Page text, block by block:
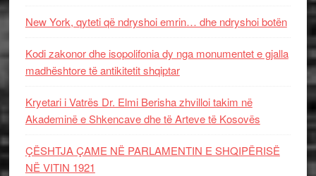
New York, qyteti që ndryshoi emrin… dhe ndryshoi botën
Kodi zakonor dhe isopolifonia dy nga monumentet e gjalla
madhështore të antikitetit shqiptar
Kryetari i Vatrës Dr. Elmi Berisha zhvilloi takim në
Akademinë e Shkencave dhe të Arteve të Kosovës
ÇËSHTJA ÇAME NË PARLAMENTIN E SHQIPËRISË
NË VITIN 1921